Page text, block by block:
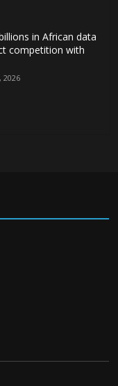
in African data
competition with
2026
North Korea